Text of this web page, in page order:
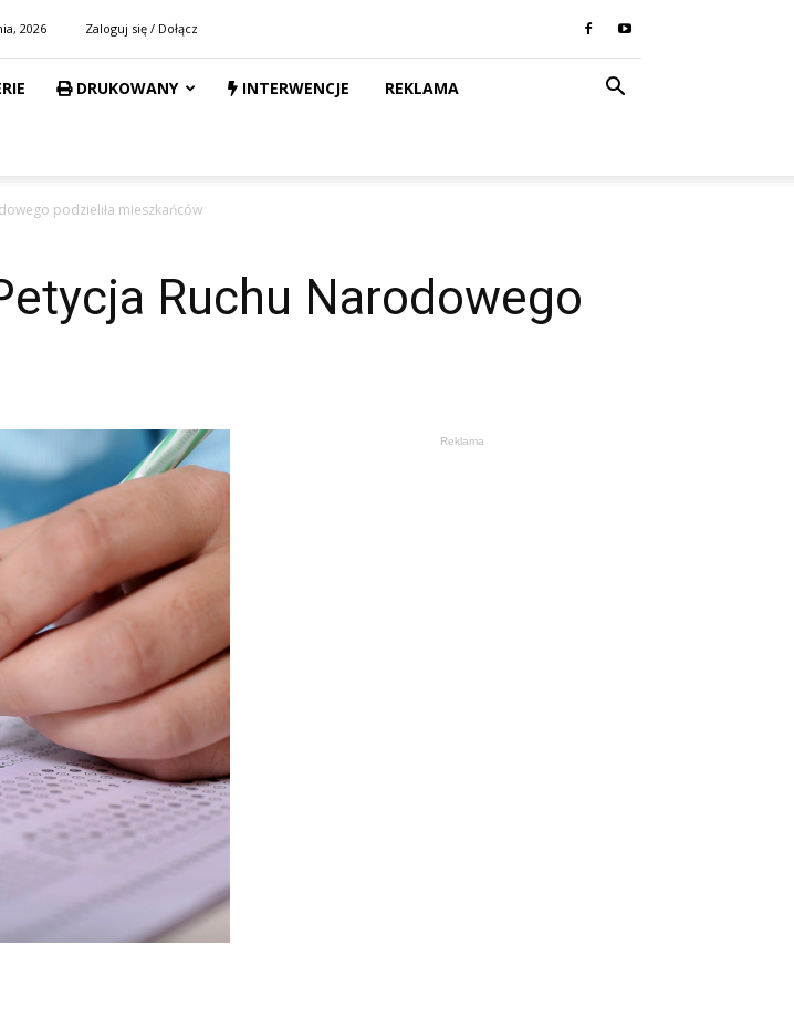
2026 Zaloguj się / Dołącz
DRUKOWANY INTERWENCJE REKLAMA
podzieliła mieszkańców
Ruchu Narodowego
Reklama